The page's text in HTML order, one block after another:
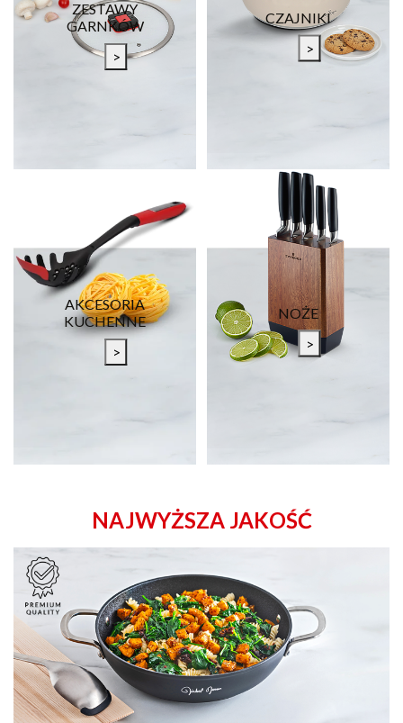
ZESTAWY
GARNKÓW
>
CZAJNIKI
>
AKCESORIA
KUCHENNE
>
NOŻE
>
NAJWYŻSZA JAKOŚĆ